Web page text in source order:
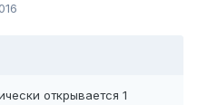
открывается 1